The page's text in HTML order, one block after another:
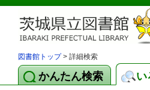
図書館トップ> 詳細検索
かんたん検索 い